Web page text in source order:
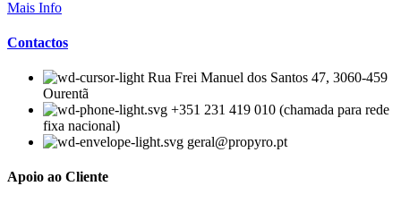
Mais Info
Contactos
Rua Frei Manuel dos Santos 47, 3060-459
Ourentã​
+351 231 419 010 (chamada para rede
fixa nacional)
geral@propyro.pt
Apoio ao Cliente